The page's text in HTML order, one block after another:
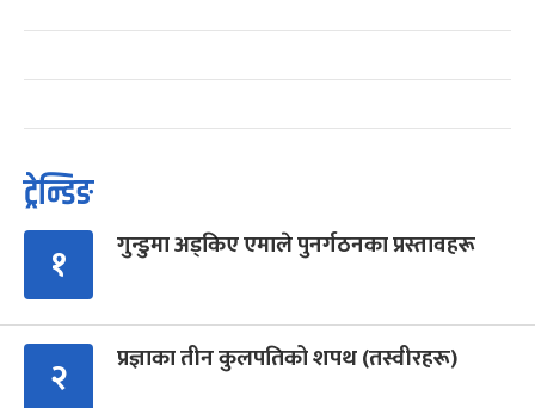
ट्रेन्डिङ
१ गुन्डुमा अड्किए एमाले पुनर्गठनका प्रस्तावहरू
२ प्रज्ञाका तीन कुलपतिको शपथ (तस्वीरहरू)